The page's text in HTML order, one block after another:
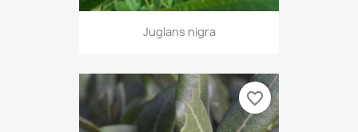
Juglans nigra
favorite_border